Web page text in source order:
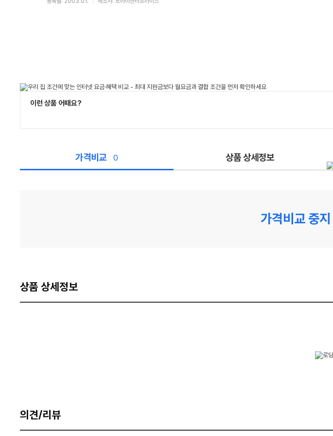
이런 상품 어때요?
가격비교 0 상품 상세정보
가격비교 중지
상품 상세정보
의견/리뷰